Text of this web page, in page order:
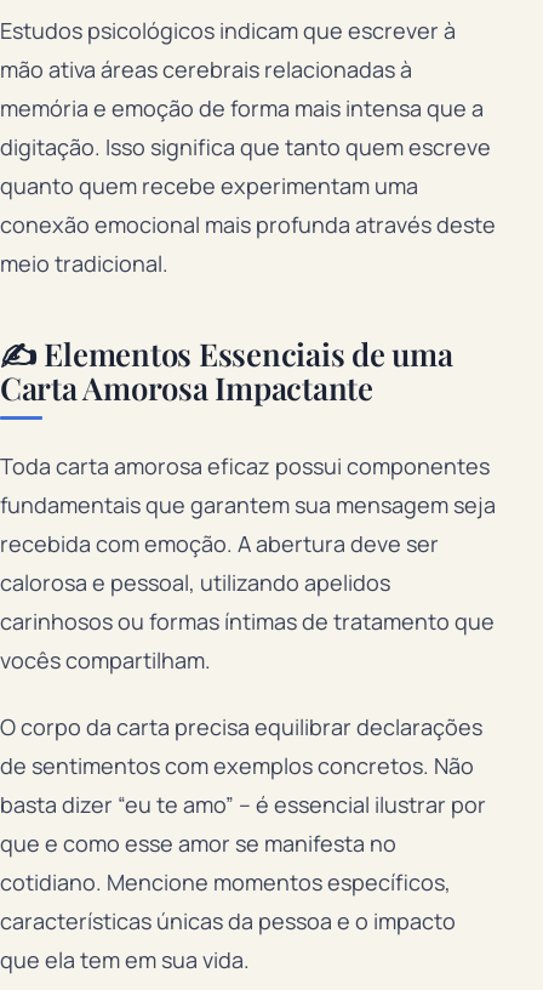
Estudos psicológicos indicam que escrever à
mão ativa áreas cerebrais relacionadas à
memória e emoção de forma mais intensa que a
digitação. Isso significa que tanto quem escreve
quanto quem recebe experimentam uma
conexão emocional mais profunda através deste
meio tradicional.
✍️ Elementos Essenciais de uma
Carta Amorosa Impactante
Toda carta amorosa eficaz possui componentes
fundamentais que garantem sua mensagem seja
recebida com emoção. A abertura deve ser
calorosa e pessoal, utilizando apelidos
carinhosos ou formas íntimas de tratamento que
vocês compartilham.
O corpo da carta precisa equilibrar declarações
de sentimentos com exemplos concretos. Não
basta dizer “eu te amo” – é essencial ilustrar por
que e como esse amor se manifesta no
cotidiano. Mencione momentos específicos,
características únicas da pessoa e o impacto
que ela tem em sua vida.